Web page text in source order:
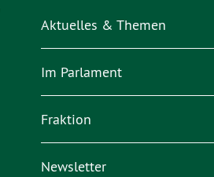
Aktuelles & Themen
Im Parlament
Fraktion
Newsletter